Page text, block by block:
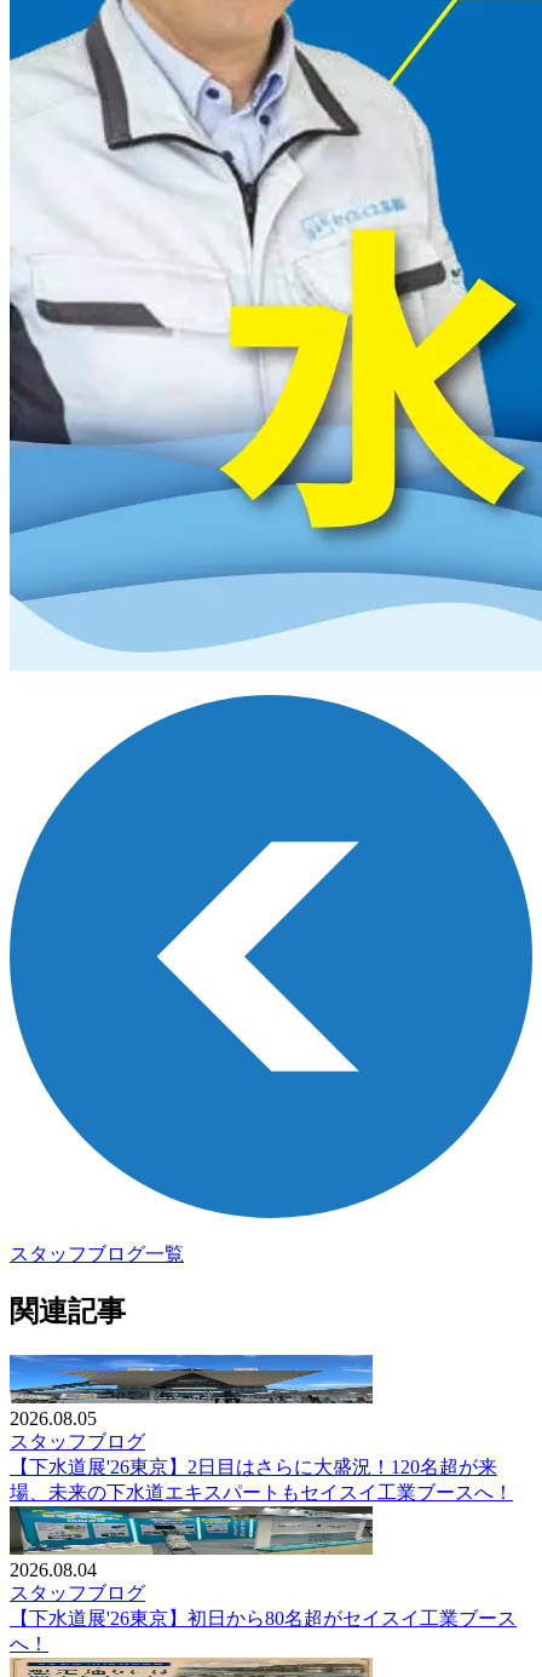
スタッフブログ一覧
関連記事
2026.08.05
スタッフブログ
【下水道展'26東京】2日目はさらに大盛況！120名超が来
場、未来の下水道エキスパートもセイスイ工業ブースへ！
2026.08.04
スタッフブログ
【下水道展'26東京】初日から80名超がセイスイ工業ブース
へ！